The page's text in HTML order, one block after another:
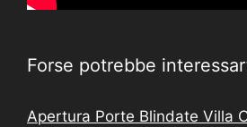
Forse potrebbe
Apertura Porte Blindate Villa